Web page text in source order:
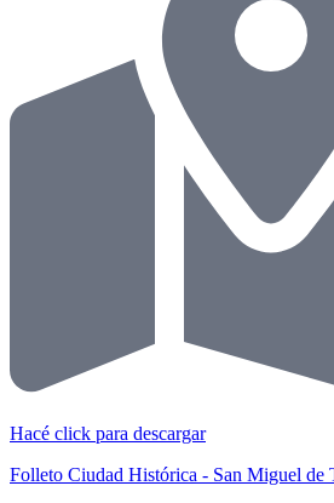
Hacé click para descargar
Folleto Ciudad Histórica - San Miguel de